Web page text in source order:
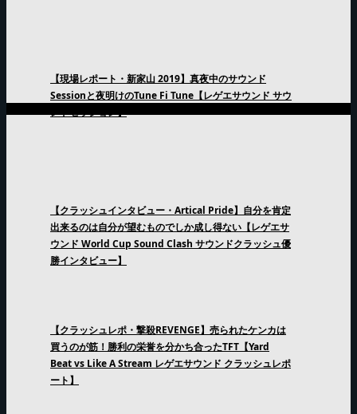
【現場レポート・新家山 2019】真夜中のサウンド
Sessionと夜明けのTune Fi Tune【レゲエサウンド サウ
ンドセッション】
【クラッシュインタビュー・Artical Pride】自分を肯定
出来るのは自分が望むものでしか成し得ない【レゲエサ
ウンド World Cup Sound Clash サウンドクラッシュ優
勝インタビュー】
【クラッシュレポ・撃殺REVENGE】売られたケンカは
買うのが筋！勝利の栄誉を分かち合ったTFT【Yard
Beat vs Like A Stream レゲエサウンド クラッシュレポ
ート】